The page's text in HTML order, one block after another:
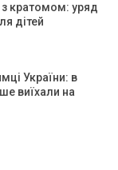
кратомом: уряд
дітей
України: в
виїхали на